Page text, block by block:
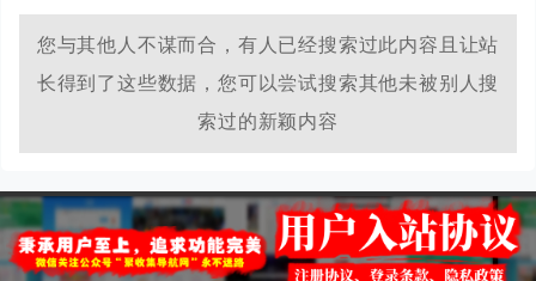
您与其他人不谋而合，有人已经搜索过此内容且让站
长得到了这些数据，您可以尝试搜索其他未被别人搜
索过的新颖内容